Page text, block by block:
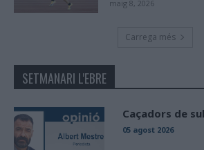
maig 8, 2026
Carrega més
SETMANARI L'EBRE
Caçadors de
05 agost 2026